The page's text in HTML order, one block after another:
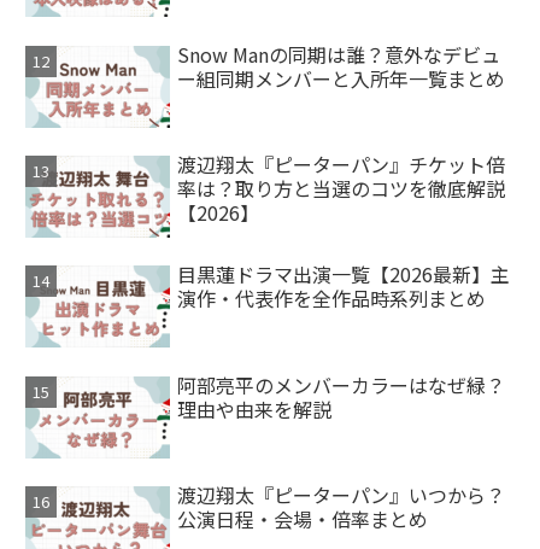
Snow Manの同期は誰？意外なデビュ
ー組同期メンバーと入所年一覧まとめ
渡辺翔太『ピーターパン』チケット倍
率は？取り方と当選のコツを徹底解説
【2026】
目黒蓮ドラマ出演一覧【2026最新】主
演作・代表作を全作品時系列まとめ
阿部亮平のメンバーカラーはなぜ緑？
理由や由来を解説
渡辺翔太『ピーターパン』いつから？
公演日程・会場・倍率まとめ